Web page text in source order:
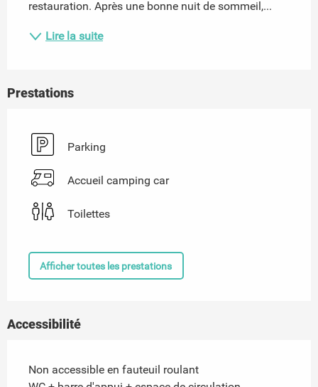
restauration. Après une bonne nuit de sommeil,...
Lire la suite
Prestations
Parking
Accueil camping car
Toilettes
Afficher toutes les prestations
Accessibilité
Non accessible en fauteuil roulant